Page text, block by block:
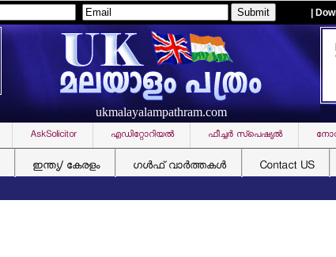
|
ukmalayalampathram.com
AskSolicitor എഡിറ്റോറിയല്‍ ഫീച്ചര്‍ സ്‌പെഷ്യല്‍
ഇന്ത്യ/ കേരളം ഗള്‍ഫ് വാര്‍ത്തകള്‍ Contact US